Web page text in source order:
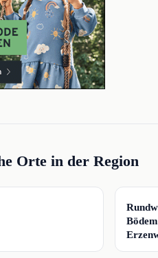
Orte in der Region
📍